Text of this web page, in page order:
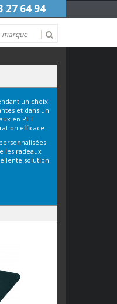
27 64 94
un choix
et dans un
en PET
efficace.
les radeaux
solution